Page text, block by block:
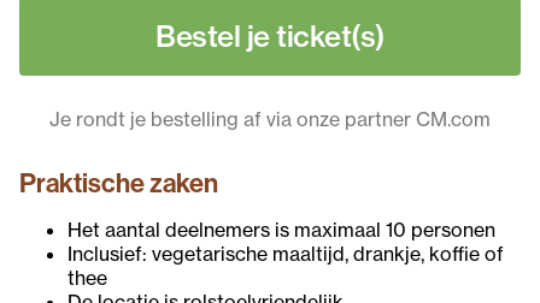
Bestel je ticket(s)
Je rondt je bestelling af via onze partner CM.com
Praktische zaken
Het aantal deelnemers is maximaal 10 personen
Inclusief: vegetarische maaltijd, drankje, koffie of
thee